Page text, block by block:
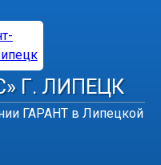
Г. ЛИПЕЦК
ГАРАНТ в Липецкой